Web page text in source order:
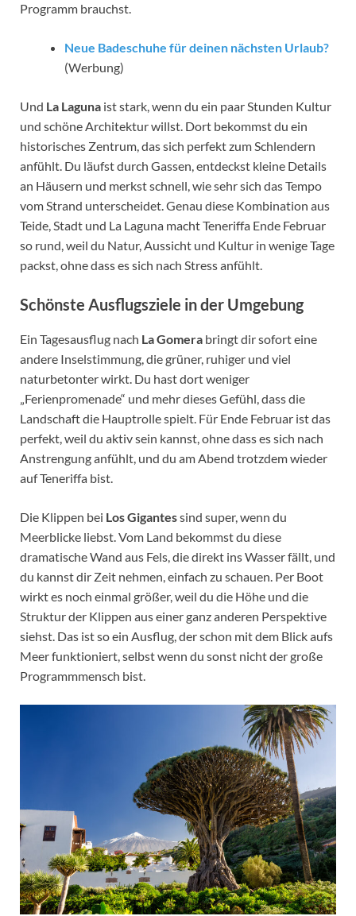
Programm brauchst.
Neue Badeschuhe für deinen nächsten Urlaub?
(Werbung)
Und La Laguna ist stark, wenn du ein paar Stunden Kultur
und schöne Architektur willst. Dort bekommst du ein
historisches Zentrum, das sich perfekt zum Schlendern
anfühlt. Du läufst durch Gassen, entdeckst kleine Details
an Häusern und merkst schnell, wie sehr sich das Tempo
vom Strand unterscheidet. Genau diese Kombination aus
Teide, Stadt und La Laguna macht Teneriffa Ende Februar
so rund, weil du Natur, Aussicht und Kultur in wenige Tage
packst, ohne dass es sich nach Stress anfühlt.
Schönste Ausflugsziele in der Umgebung
Ein Tagesausflug nach La Gomera bringt dir sofort eine
andere Inselstimmung, die grüner, ruhiger und viel
naturbetonter wirkt. Du hast dort weniger
„Ferienpromenade“ und mehr dieses Gefühl, dass die
Landschaft die Hauptrolle spielt. Für Ende Februar ist das
perfekt, weil du aktiv sein kannst, ohne dass es sich nach
Anstrengung anfühlt, und du am Abend trotzdem wieder
auf Teneriffa bist.
Die Klippen bei Los Gigantessind super, wenn du
Meerblicke liebst. Vom Land bekommst du diese
dramatische Wand aus Fels, die direkt ins Wasser fällt, und
du kannst dir Zeit nehmen, einfach zu schauen. Per Boot
wirkt es noch einmal größer, weil du die Höhe und die
Struktur der Klippen aus einer ganz anderen Perspektive
siehst. Das ist so ein Ausflug, der schon mit dem Blick aufs
Meer funktioniert, selbst wenn du sonst nicht der große
Programmmensch bist.